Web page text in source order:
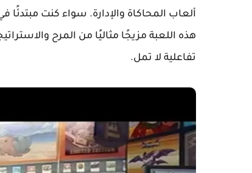
ألعاب المحاكاة والإدارة. سواء كنت
هذه اللعبة مزيجًا مثاليًا من المرح
تفاعلية لا تمل.